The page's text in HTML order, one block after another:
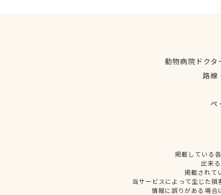
動物病院ドク
路線
ペ
掲載している
出来
掲載されて
当サービスによって生じた
情報に誤りがある場合